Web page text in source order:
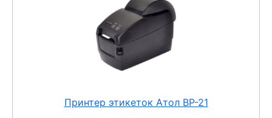
Принтер этикеток Атол ВР-21